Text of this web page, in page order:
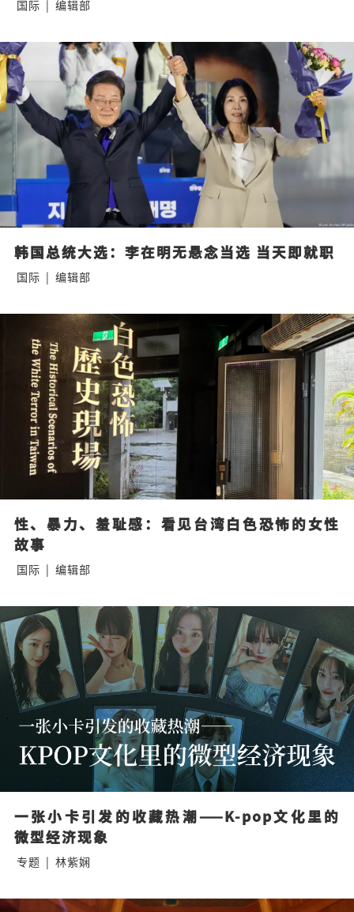
国际 | 编辑部
韩国总统大选：李在明无悬念当选 当天即就职
国际 | 编辑部
性、暴力、羞耻感：看见台湾白色恐怖的女性
故事
国际 | 编辑部
一张小卡引发的收藏热潮——K-pop文化里的
微型经济现象
专题 | 林紫娴